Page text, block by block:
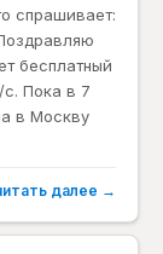
спрашивает:
бесплатный
с. Пока в 7
в Москву
далее →